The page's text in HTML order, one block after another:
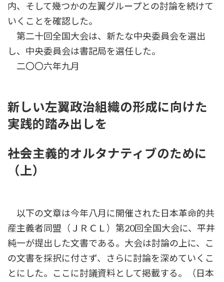
内、そして幾つかの左翼グループとの討論を続けて
いくことを確認した。
第二十回全国大会は、新たな中央委員会を選出
し、中央委員会は書記局を選任した。
二〇〇六年九月
新しい左翼政治組織の形成に向けた
実践的踏み出しを
――社会主義的オルタナティブのために
（上）
以下の文章は今年八月に開催された日本革命的共
産主義者同盟（ＪＲＣＬ）第20回全国大会に、平井
純一が提出した文書である。大会は討論の上に、こ
の文書を採択に付さず、さらに討論を深めていくこ
とにした。ここに討議資料として掲載する。（日本